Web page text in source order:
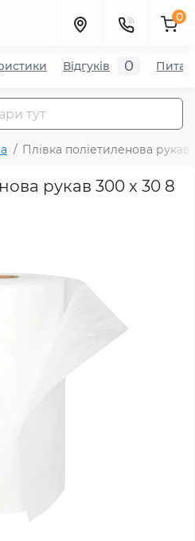
0
Плівка поліетиленова рукав
рукав 300 х 30 8
Відгуків 0